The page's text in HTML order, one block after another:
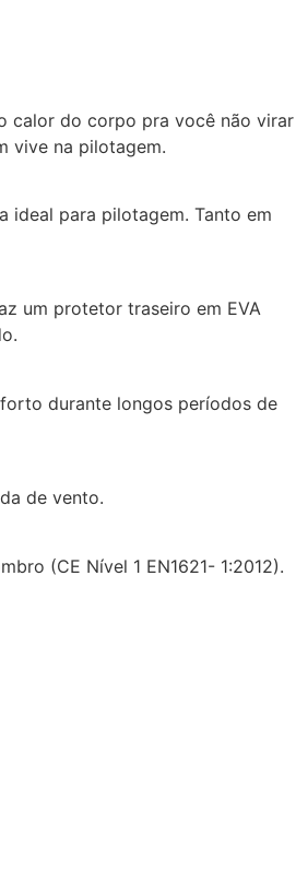
calor do corpo pra você não virar
vive na pilotagem.
ideal para pilotagem. Tanto em
um protetor traseiro em EVA
durante longos períodos de
de vento.
(CE Nível 1 EN1621- 1:2012).